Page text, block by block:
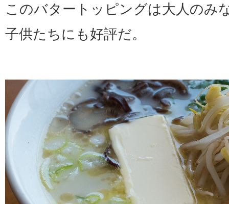
このバタートッピングは大人のみ
子供たちにも好評だ。